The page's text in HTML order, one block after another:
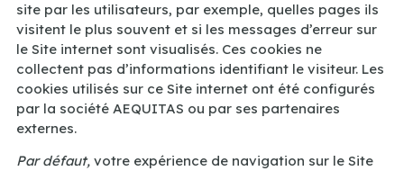
site par les utilisateurs, par exemple, quelles pages ils
visitent le plus souvent et si les messages d’erreur sur
le Site internet sont visualisés. Ces cookies ne
collectent pas d’informations identifiant le visiteur. Les
cookies utilisés sur ce Site internet ont été configurés
par la société AEQUITAS ou par ses partenaires
externes.
Par défaut,votre expérience de navigation sur le Site